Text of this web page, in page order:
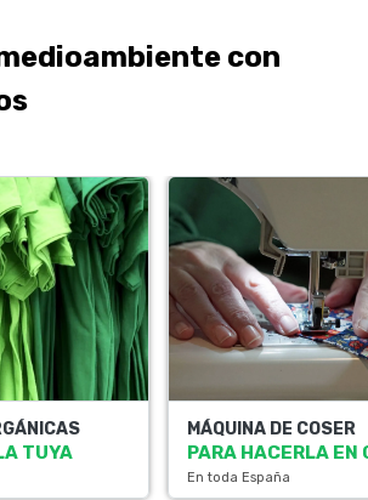
con
TUYA
MÁQUINA DE COSER
PARA HACERLA EN
En toda España